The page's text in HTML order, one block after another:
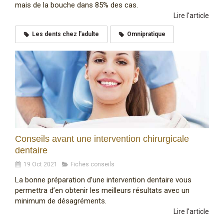
mais de la bouche dans 85% des cas.
Lire l'article
Les dents chez l'adulte Omnipratique
Conseils avant une intervention chirurgicale
dentaire
19 Oct 2021 Fiches conseils
La bonne préparation d’une intervention dentaire vous
permettra d’en obtenir les meilleurs résultats avec un
minimum de désagréments.
Lire l'article